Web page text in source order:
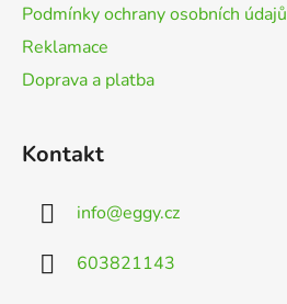
Podmínky ochrany osobních údajů
Reklamace
Doprava a platba
Kontakt
info@eggy.cz
603821143